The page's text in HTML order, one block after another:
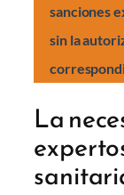
sanciones
sin la
La